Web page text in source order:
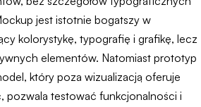
jest istotnie bogatszy w
kolorystykę, typografię i grafikę, lecz
elementów. Natomiast prototyp
który poza wizualizacją oferuje
pozwala testować funkcjonalności i